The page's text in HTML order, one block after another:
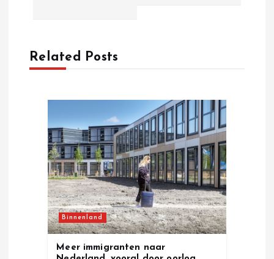
vRelated Posts
Binnenland
Meer immigranten naar